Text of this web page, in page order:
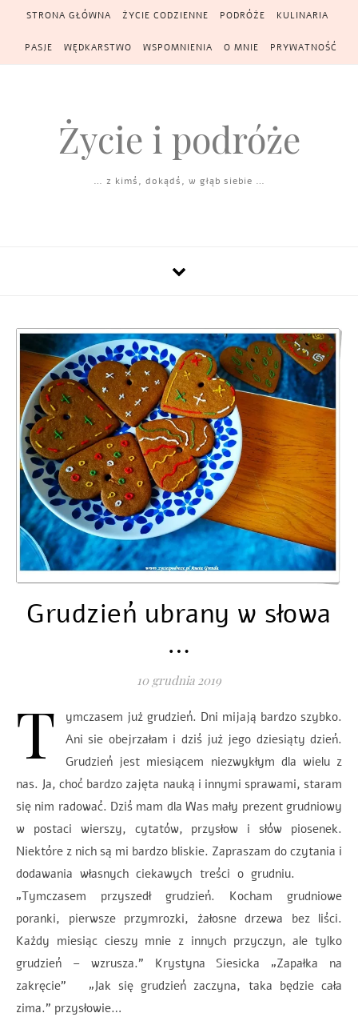
Skip to content
STRONA GŁÓWNA ŻYCIE CODZIENNE PODRÓŻE KULINARIA
PASJE WĘDKARSTWO WSPOMNIENIA O MNIE PRYWATNOŚĆ
Życie i podróże
… z kimś, dokądś, w głąb siebie …
Grudzień ubrany w słowa
…
10 grudnia 2019
T
ymczasem już grudzień. Dni mijają bardzo szybko.
Ani sie obejrzałam i dziś już jego dziesiąty dzień.
Grudzień jest miesiącem niezwykłym dla wielu z
nas. Ja, choć bardzo zajęta nauką i innymi sprawami, staram
się nim radować. Dziś mam dla Was mały prezent grudniowy
w postaci wierszy, cytatów, przysłow i słów piosenek.
Niektóre z nich są mi bardzo bliskie. Zapraszam do czytania i
dodawania własnych ciekawych treści o grudniu.
„Tymczasem przyszedł grudzień. Kocham grudniowe
poranki, pierwsze przymrozki, żałosne drzewa bez liści.
Każdy miesiąc cieszy mnie z innych przyczyn, ale tylko
grudzień – wzrusza.” Krystyna Siesicka „Zapałka na
zakręcie” „Jak się grudzień zaczyna, taka będzie cała
zima.” przysłowie…